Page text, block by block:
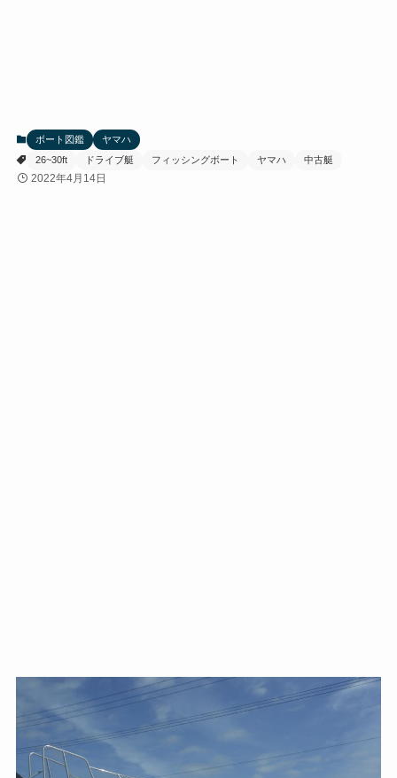
ボート図鑑
ヤマハ
26~30ft
ドライブ艇 フィッシングボート ヤマハ 中古艇
2022年4月14日